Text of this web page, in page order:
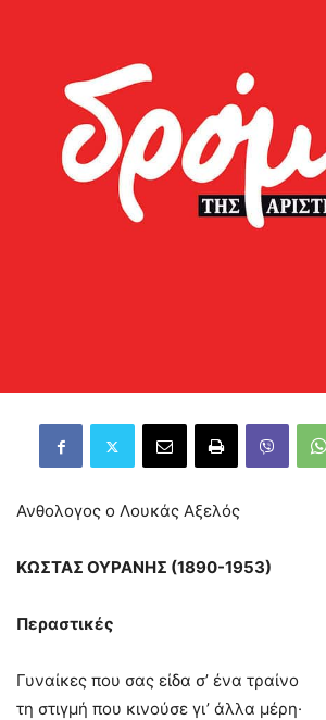
Ανθολογος ο Λουκάς Αξελός
ΚΩΣΤΑΣ ΟΥΡΑΝΗΣ (1890-1953)
Περαστικές
Γυναίκες που σας είδα σ’ ένα τραίνο
τη στιγμή που κινούσε γι’ άλλα μέρη·